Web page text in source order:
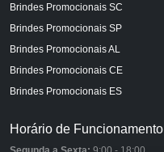
Brindes Promocionais SC
Brindes Promocionais SP
Brindes Promocionais AL
Brindes Promocionais CE
Brindes Promocionais ES
Horário de Funcionamento